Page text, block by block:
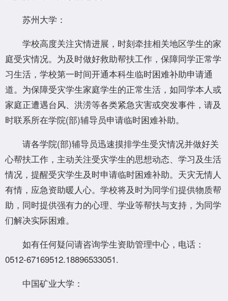
苏州大学：
学校高度关注灾情进展，时刻牵挂相关地区学生的家
庭受灾情况。为及时做好救助帮扶工作，保障同学正常学
习生活，学校第一时间开通本科生临时困难补助申请通
道。为保障受灾学生家庭学生的正常生活，如同学本人或
家庭正遭遇台风、洪涝等各类紧急灾害或突发事件，请及
时联系所在学院(部)辅导员申请临时困难补助。
请各学院(部)辅导员迅速摸排学生受灾情况并做好关
心帮扶工作，主动关注受灾学生的思想动态、学习及生活
情况，提醒受灾学生及时申请临时困难补助。天灾无情人
有情，应急资助暖人心。学校将及时为同学们提供物质帮
助，同时提供强有力的心理、学业等帮扶与支持，为同学
们解决实际困难。
如有任何疑问请咨询学生资助管理中心，电话：
0512-67169512.18896533051.
中国矿业大学：